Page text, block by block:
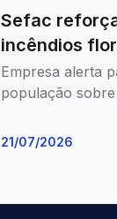
Sefac
incêndios
Empresa alerta
população sobre
21/07/2026